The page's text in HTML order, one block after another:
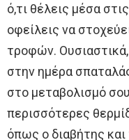
ό,τι θέλεις μέσα
οφείλεις να
τροφών.
στην ημέρα
στο μεταβολισμό
περισσότερες
όπως ο διαβήτης